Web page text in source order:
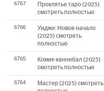
6767
Проклятье таро (2025)
смотреть полностью
6766
Уиджи: Новое начало
(2025) смотреть
полностью
6765
Комик-каннибал (2025)
смотреть полностью
6764
Мастер (2025) смотреть